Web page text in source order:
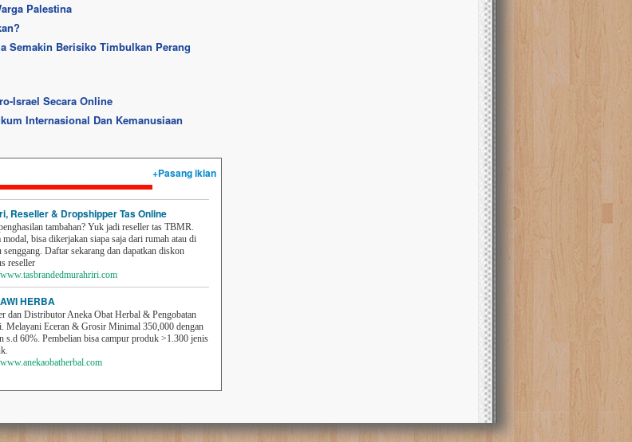
Palestina
Semakin Berisiko Timbulkan Perang
Israel Secara Online
Internasional Dan Kemanusiaan
+Pasang iklan
Reseller & Dropshipper Tas Online
tambahan? Yuk jadi reseller tas TBMR.
modal, bisa dikerjakan siapa saja dari rumah atau di
senggang. Daftar sekarang dan dapatkan diskon
reseller
HERBA
dan Distributor Aneka Obat Herbal & Pengobatan
Melayani Eceran & Grosir Minimal 350,000 dengan
s.d 60%. Pembelian bisa campur produk >1.300 jenis